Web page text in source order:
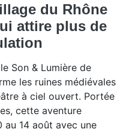
du Rhône
attire plus de
Son & Lumière de
les ruines médiévales
à ciel ouvert. Portée
cette aventure
au 14 août avec une